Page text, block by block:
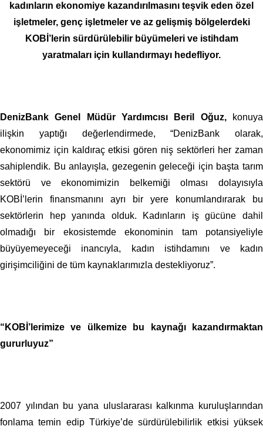
kadınların ekonomiye kazandırılmasını teşvik eden özel
işletmeler, genç işletmeler ve az gelişmiş bölgelerdeki
KOBİ’lerin sürdürülebilir büyümeleri ve istihdam
yaratmaları için kullandırmayı hedefliyor.
DenizBank Genel Müdür Yardımcısı Beril Oğuz,konuya
ilişkin yaptığı değerlendirmede, “DenizBank olarak,
ekonomimiz için kaldıraç etkisi gören niş sektörleri her zaman
sahiplendik. Bu anlayışla, gezegenin geleceği için başta tarım
sektörü ve ekonomimizin belkemiği olması dolayısıyla
KOBİ’lerin finansmanını ayrı bir yere konumlandırarak bu
sektörlerin hep yanında olduk. Kadınların iş gücüne dahil
olmadığı bir ekosistemde ekonominin tam potansiyeliyle
büyüyemeyeceği inancıyla, kadın istihdamını ve kadın
girişimciliğini de tüm kaynaklarımızla destekliyoruz”.
“KOBİ’lerimize ve ülkemize bu kaynağı kazandırmaktan
gururluyuz”
2007 yılından bu yana uluslararası kalkınma kuruluşlarından
fonlama temin edip Türkiye’de sürdürülebilirlik etkisi yüksek